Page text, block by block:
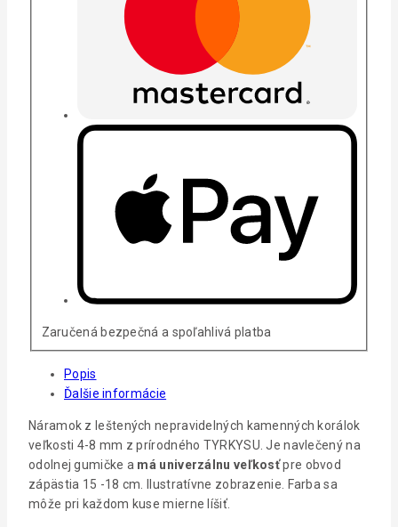
Zaručená bezpečná a spoľahlivá platba
Popis
Ďalšie informácie
Náramok z leštených nepravidelných kamenných korálok
veľkosti 4-8 mm z prírodného TYRKYSU. Je navlečený na
odolnej gumičke a má univerzálnu veľkosťpre obvod
zápästia 15 -18 cm. Ilustratívne zobrazenie. Farba sa
môže pri každom kuse mierne líšiť.